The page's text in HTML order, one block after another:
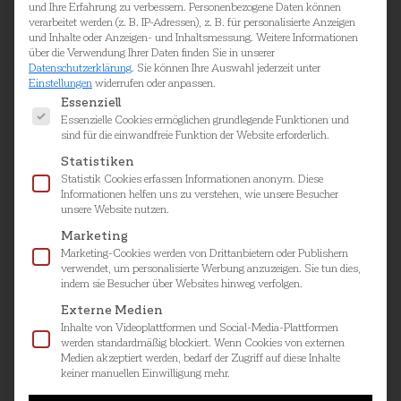
Nur die Stille lässt uns aufhorchen
Unsere Welt ist laut geworden. Echte Stille
selten. Über allem hängt ein Geräusch, eine
Ablenkung, eine Quelle der Störung. Stille ist zu
einem besonderen Luxus-gut gewachsen. Um in
Ruhe Kraft tanken zu können, braucht es
Lautlosigkeit. Die Stille kann der Seele dann ein
Hilfsmittel sein, in ihre eigenen Tiefen hinein-
zuschauen, einen neuen Ort zu entdecken
zwischen Abgeschiedenheit, Auszeit und
Konzentration. Wie die Sehnsuchtsorte in
unserem Katalog – in Bayern und Österreich
gelegen. Dort ist sie zuhause, die Stille. Dort
und Ihre Erfahrung zu verbessern. Personenbezogene Daten können
verarbeitet werden (z. B. IP-Adressen), z. B. für personalisierte Anzeigen
und Inhalte oder Anzeigen- und Inhaltsmessung. Weitere Informationen
über die Verwendung Ihrer Daten finden Sie in unserer
Datenschutzerklärung. Sie können Ihre Auswahl jederzeit unter
Einstellungen widerrufen oder anpassen.
Es folgt eine Liste der Service-Gruppen, für die
Essenziell
Essenzielle Cookies ermöglichen grundlegende Funktionen und
sind für die einwandfreie Funktion der Website erforderlich.
Statistiken
Statistik Cookies erfassen Informationen anonym. Diese
Informationen helfen uns zu verstehen, wie unsere Besucher
unsere Website nutzen.
Marketing
Marketing-Cookies werden von Drittanbietern oder Publishern
verwendet, um personalisierte Werbung anzuzeigen. Sie tun dies,
indem sie Besucher über Websites hinweg verfolgen.
Externe Medien
Inhalte von Videoplattformen und Social-Media-Plattformen
werden standardmäßig blockiert. Wenn Cookies von externen
Medien akzeptiert werden, bedarf der Zugriff auf diese Inhalte
keiner manuellen Einwilligung mehr.